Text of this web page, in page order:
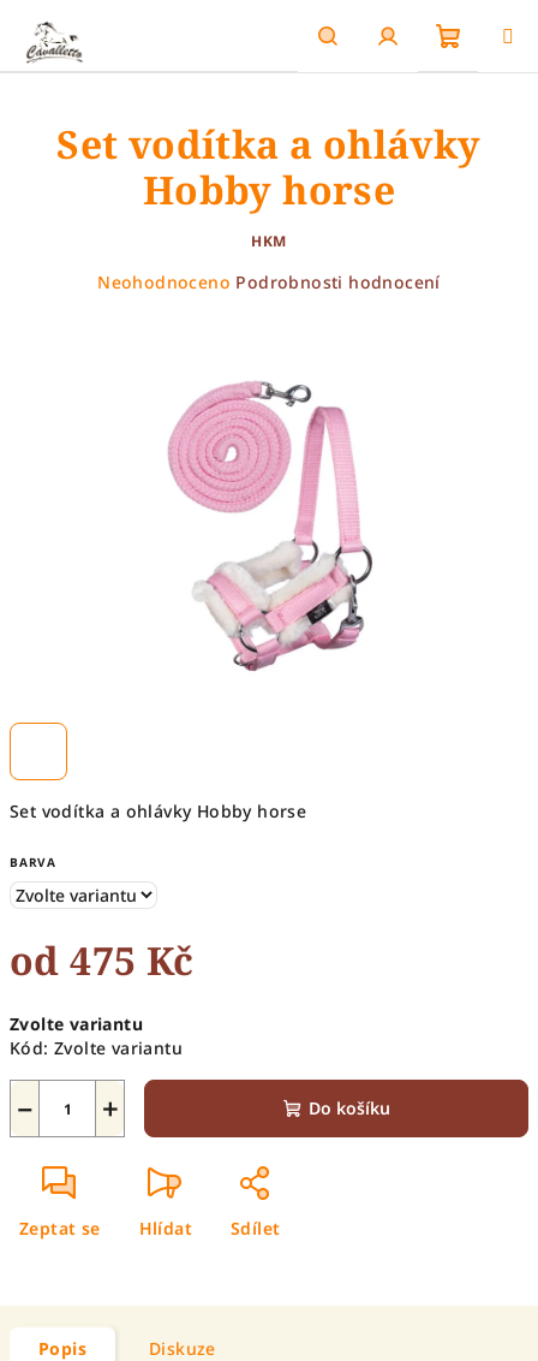
obsah
HledatPřihlášení
košík
Set vodítka a ohlávky Hobby horse
BARVA
od475 Kč
cena:
Zvolte variantu
Kód: Zvolte variantu
+
− Do košíku
Zeptat se Hlídat Sdílet
Set vodítka a ohlávky
Hobby horse
HKM
Průměrné
hvězdiček.
Neohodnoceno Podrobnosti hodnocení
Popis Diskuze